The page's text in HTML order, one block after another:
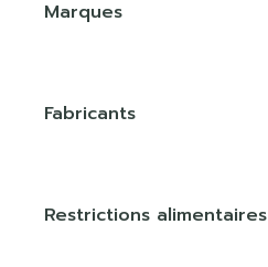
Marques
Fabricants
Restrictions alimentaires